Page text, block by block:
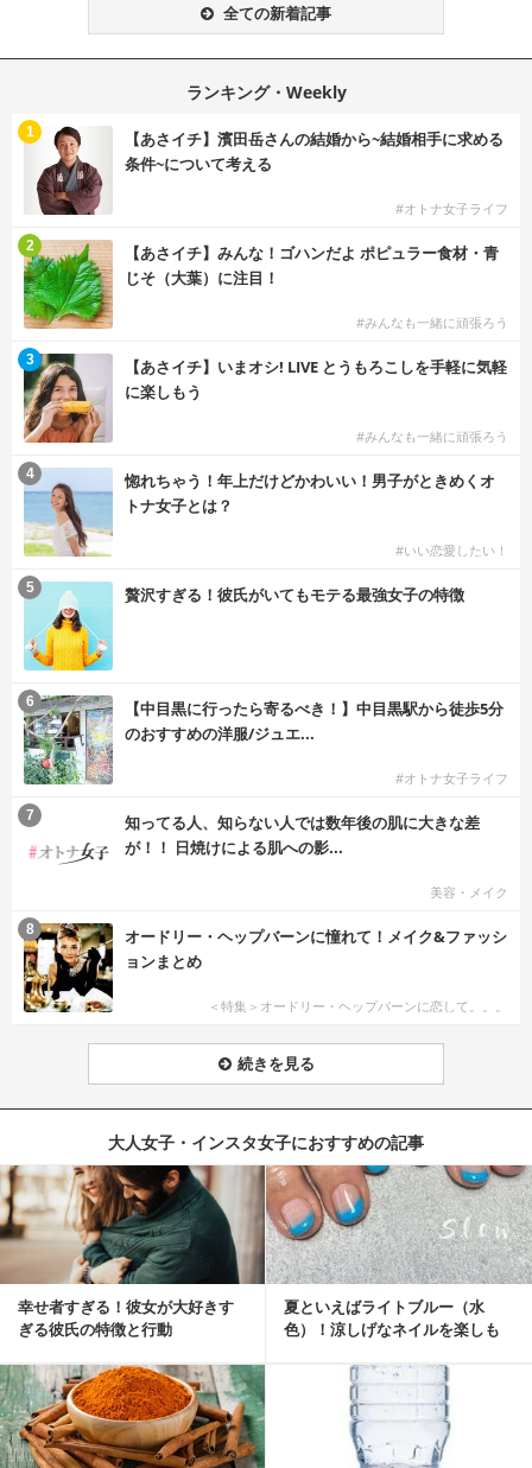
全ての新着記事
ランキング・Weekly
【あさイチ】濱田岳さんの結婚から~結婚相手に求める
条件~について考える
#オトナ女子ライフ
1
【あさイチ】みんな！ゴハンだよ ポピュラー食材・青
じそ（大葉）に注目！
#みんなも一緒に頑張ろう
2
【あさイチ】いまオシ! LIVE とうもろこしを手軽に気軽
に楽しもう
#みんなも一緒に頑張ろう
3
惚れちゃう！年上だけどかわいい！男子がときめくオ
トナ女子とは？
#いい恋愛したい！
4
贅沢すぎる！彼氏がいてもモテる最強女子の特徴
5
【中目黒に行ったら寄るべき！】中目黒駅から徒歩5分
のおすすめの洋服/ジュエ...
#オトナ女子ライフ
6
知ってる人、知らない人では数年後の肌に大きな差
が！！ 日焼けによる肌への影...
美容・メイク
7
オードリー・ヘップバーンに憧れて！メイク&ファッシ
ョンまとめ
＜特集＞オードリー・ヘップバーンに恋して。。。
8
続きを見る
大人女子・インスタ女子におすすめの記事
幸せ者すぎる！彼女が大好きす
ぎる彼氏の特徴と行動
夏といえばライトブルー（水
色）！涼しげなネイルを楽しも